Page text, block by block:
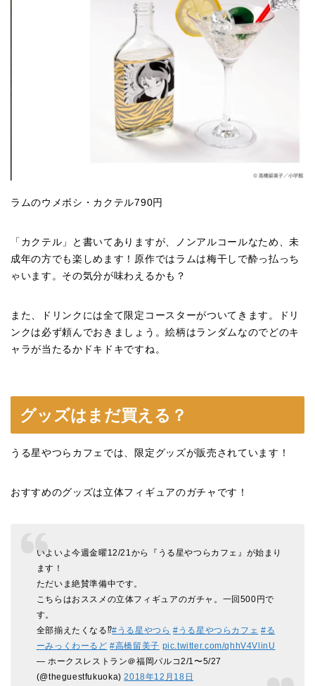
ラムのウメボシ・カクテル790円
「カクテル」と書いてありますが、ノンアルコールなため、未
成年の方でも楽しめます！原作ではラムは梅干しで酔っ払っち
ゃいます。その気分が味わえるかも？
また、ドリンクには全て限定コースターがついてきます。ドリ
ンクは必ず頼んでおきましょう。絵柄はランダムなのでどのキ
ャラが当たるかドキドキですね。
グッズはまだ買える？
うる星やつらカフェでは、限定グッズが販売されています！
おすすめのグッズは立体フィギュアのガチャです！
いよいよ今週金曜12/21から『うる星やつらカフェ』が始まり
ます！
ただいま絶賛準備中です。
こちらはおススメの立体フィギュアのガチャ。一回500円で
す。
全部揃えたくなる⁉️# うる星やつら # うる星やつらカフェ #る
ーみっくわーるど #高橋留美子 pic.twitter.com/qhhV4VlinU
— ホークスレストラン＠福岡パルコ2/1〜5/27
(@theguestfukuoka)2018年12 月 18 日